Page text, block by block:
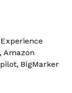
Amazon
BigMarker